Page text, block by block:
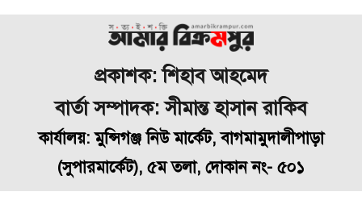
প্রকাশক: শিহাব আহমেদ
বার্তা সম্পাদক: সীমান্ত হাসান রাকিব
কার্যালয়: মুন্সিগঞ্জ নিউ মার্কেট, বাগমামুদালীপাড়া
(সুপারমার্কেট), ৫ম তলা, দোকান নং- ৫০১